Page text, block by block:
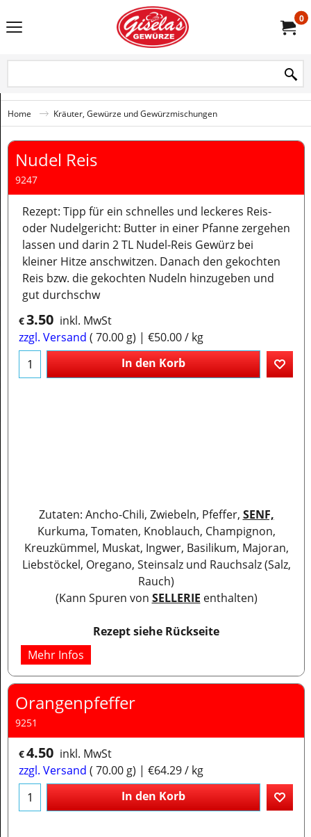
0
Home Kräuter, Gewürze und Gewürzmischungen
Nudel Reis
9247
Rezept: Tipp für ein schnelles und leckeres Reis-
oder Nudelgericht: Butter in einer Pfanne zergehen
lassen und darin 2 TL Nudel-Reis Gewürz bei
kleiner Hitze anschwitzen. Danach den gekochten
Reis bzw. die gekochten Nudeln hinzugeben und
gut durchschw
€3.50 inkl. MwSt
zzgl. Versand
70.00 g €50.00/ kg
In den Korb
Zutaten: Ancho-Chili, Zwiebeln, Pfeffer, SENF,
Kurkuma, Tomaten, Knoblauch, Champignon,
Kreuzkümmel, Muskat, Ingwer, Basilikum, Majoran,
Liebstöckel, Oregano, Steinsalz und Rauchsalz (Salz,
Rauch)
(Kann Spuren von SELLERIE enthalten)
Rezept siehe Rückseite
Mehr Infos
Orangenpfeffer
9251
€4.50 inkl. MwSt
zzgl. Versand
70.00 g €64.29/ kg
In den Korb